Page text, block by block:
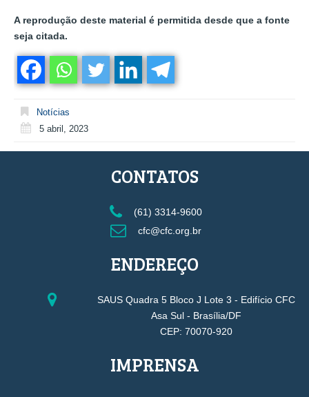
A reprodução deste material é permitida desde que a fonte
seja citada.
Notícias
5 abril, 2023
CONTATOS
(61) 3314-9600
cfc@cfc.org.br
ENDEREÇO
SAUS Quadra 5 Bloco J Lote 3 - Edifício CFC
Asa Sul - Brasília/DF
CEP: 70070-920
IMPRENSA